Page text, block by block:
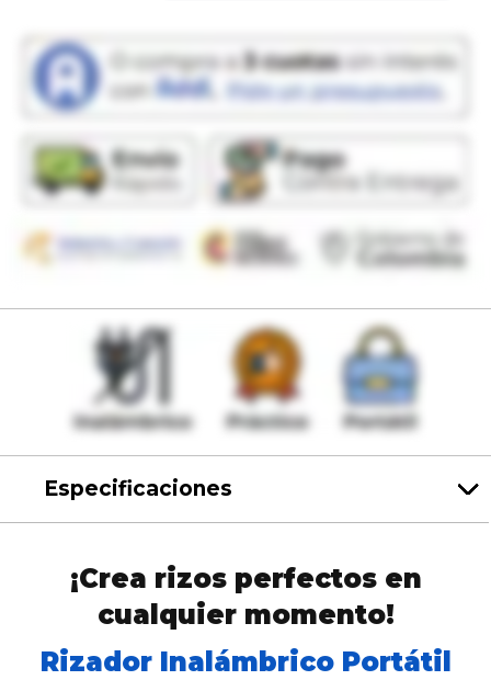
Especificaciones
¡Crea rizos perfectos en
cualquier momento!
Rizador Ina lámbrico Portátil